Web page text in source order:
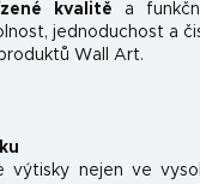
kvalitě a
jednoduchost a
Wall Art.
výtisky nejen ve